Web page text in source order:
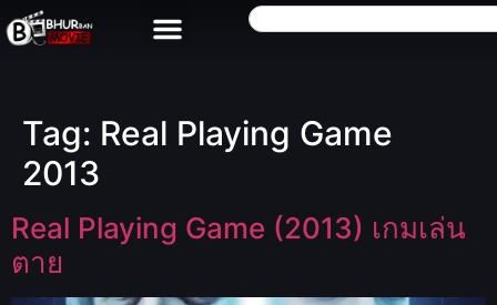
Tag: Real Playing Game
2013
Real Playing Game (2013) เกมเล่น
ตาย